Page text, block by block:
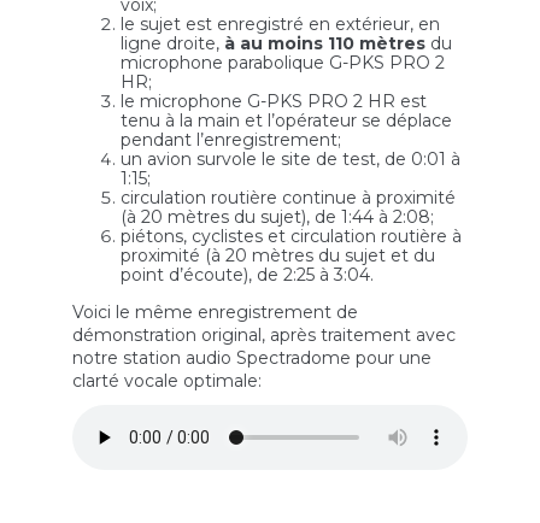
voix;
le sujet est enregistré en extérieur, en
ligne droite, à au moins 110 mètres du
microphone parabolique G-PKS PRO 2
HR;
le microphone G-PKS PRO 2 HR est
tenu à la main et l’opérateur se déplace
pendant l’enregistrement;
un avion survole le site de test, de 0:01 à
1:15;
circulation routière continue à proximité
(à 20 mètres du sujet), de 1:44 à 2:08;
piétons, cyclistes et circulation routière à
proximité (à 20 mètres du sujet et du
point d’écoute), de 2:25 à 3:04.
Voici le même enregistrement de
démonstration original, après traitement avec
notre station audio Spectradome pour une
clarté vocale optimale: